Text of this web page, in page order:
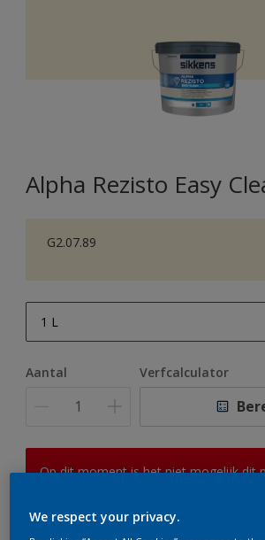
Alpha Rezisto Easy
G2.07.89
1 L
10 L
Aantal Verfcalculator
Op dit moment is het niet mogelijk dit
er hard aan om de voorraad aan te
We respect your privacy.